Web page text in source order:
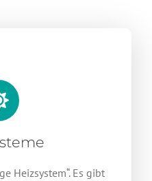
Heizsystem“. Es gibt